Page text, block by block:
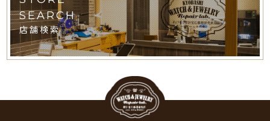
SEARCH
店舗検索